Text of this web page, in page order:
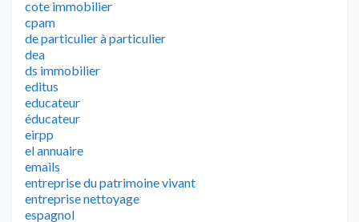
cote immobilier
cpam
de particulier à particulier
dea
ds immobilier
editus
educateur
éducateur
eirpp
el annuaire
emails
entreprise du patrimoine vivant
entreprise nettoyage
espagnol